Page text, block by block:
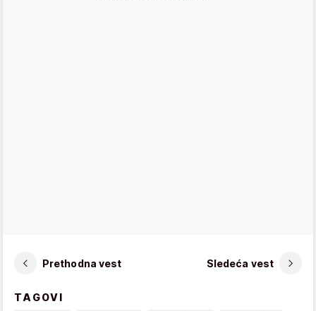
Prethodna vest Sledeća vest
TAGOVI